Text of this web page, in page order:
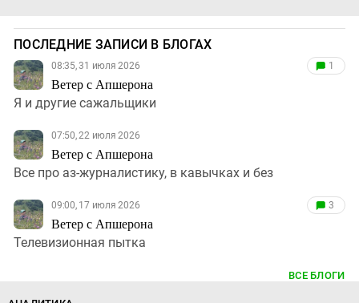
ПОСЛЕДНИЕ ЗАПИСИ В БЛОГАХ
08:35, 31 июля 2026
Ветер с Апшерона
1
Я и другие сажальщики
07:50, 22 июля 2026
Ветер с Апшерона
Все про аз-журналистику, в кавычках и без
09:00, 17 июля 2026
Ветер с Апшерона
3
Телевизионная пытка
ВСЕ БЛОГИ